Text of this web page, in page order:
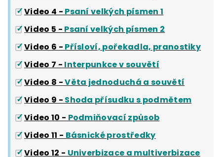
Video 4 - Psaní velkých písmen 1
Video 5 - Psaní velkých písmen 2
Video 6 - Přísloví, pořekadla, pranostiky
Video 7 - Interpunkce v souvětí
Video 8 -Věta jednoduchá a souvětí
Video 9 - Shoda přísudku s podmětem
Video 10 - Podmiňovací způsob
Video 11 - Básnické prostředky
Video 12 - Univerbizace a multiverbizace